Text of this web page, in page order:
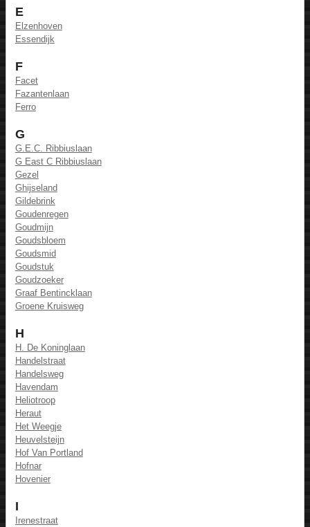
E
Elzenhoven
Essendijk
F
Facet
Fazantenlaan
Ferro
G
G.E.C. Ribbiuslaan
G East C Ribbiuslaan
Gezel
Ghijseland
Gildebrink
Goudenregen
Goudmijn
Goudsbloem
Goudsmid
Goudstuk
Goudzoeker
Graaf Bentincklaan
Groene Kruisweg
H
H. De Koninglaan
Handelstraat
Handelsweg
Havendam
Heliotroop
Heraut
Het Weegje
Heuvelsteijn
Hof Van Portland
Hofnar
Hovenier
I
Irenestraat